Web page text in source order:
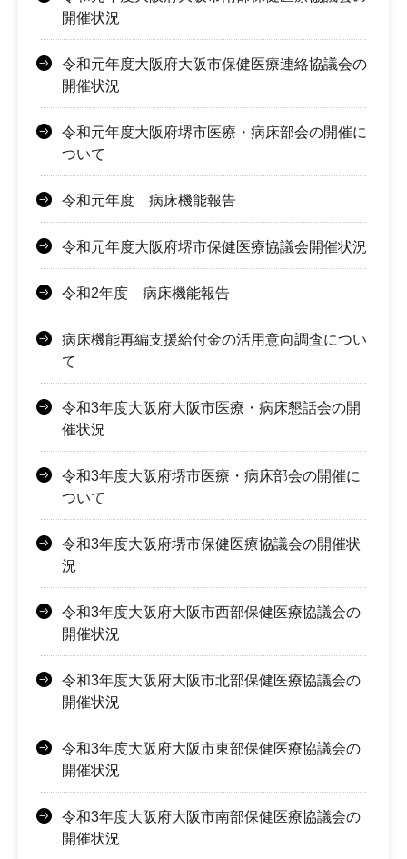
開催状況
令和元年度大阪府大阪市保健医療連絡協議会の
開催状況
令和元年度大阪府堺市医療・病床部会の開催に
ついて
令和元年度 病床機能報告
令和元年度大阪府堺市保健医療協議会開催状況
令和2年度 病床機能報告
病床機能再編支援給付金の活用意向調査につい
て
令和3年度大阪府大阪市医療・病床懇話会の開
催状況
令和3年度大阪府堺市医療・病床部会の開催に
ついて
令和3年度大阪府堺市保健医療協議会の開催状
況
令和3年度大阪府大阪市西部保健医療協議会の
開催状況
令和3年度大阪府大阪市北部保健医療協議会の
開催状況
令和3年度大阪府大阪市東部保健医療協議会の
開催状況
令和3年度大阪府大阪市南部保健医療協議会の
開催状況